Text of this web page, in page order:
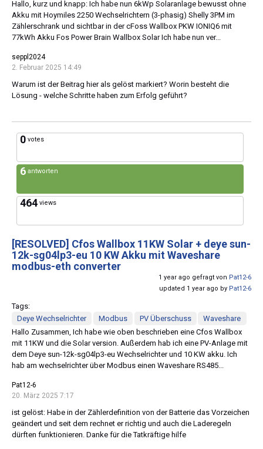
Hallo, kurz und knapp: Ich habe nun 6kWp Solaranlage bewusst ohne
Akku mit Hoymiles 2250 Wechselrichtern (3-phasig) Shelly 3PM im
Zählerschrank und sichtbar in der cFoss Wallbox PKW IONIQ6 mit
77kWh Akku Fos Power Brain Wallbox Solar Ich habe nun ver...
seppl2024
2. Februar 2025 14:49
Warum ist der Beitrag hier als gelöst markiert? Worin besteht die
Lösung - welche Schritte haben zum Erfolg geführt?
0 votes
6 antworten
464 views
[RESOLVED] Cfos Wallbox 11KW Solar + deye sun-
12k-sg04lp3-eu 10 KW Akku mit Waveshare
modbus-eth converter
1 year ago gefragt von Pat12-6
updated 1 year ago by Pat12-6
Tags:
Deye Wechselrichter
Modbus PV Überschuss
Waveshare
Hallo Zusammen, Ich habe wie oben beschrieben eine Cfos Wallbox
mit 11KW und die Solar version. Außerdem hab ich eine PV-Anlage mit
dem Deye sun-12k-sg04lp3-eu Wechselrichter und 10 KW akku. Ich
hab am wechselrichter über Modbus einen Waveshare RS485...
Pat12-6
20. März 2025 7:17
ist gelöst: Habe in der Zählerdefinition von der Batterie das Vorzeichen
geändert und seit dem rechnet er richtig und auch die Laderegeln
dürften funktionieren. Danke für die Tatkräftige hilfe